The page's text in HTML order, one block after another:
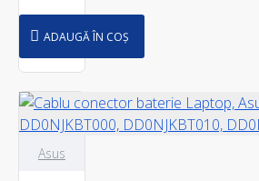
ADAUGĂ ÎN COȘ
Asus